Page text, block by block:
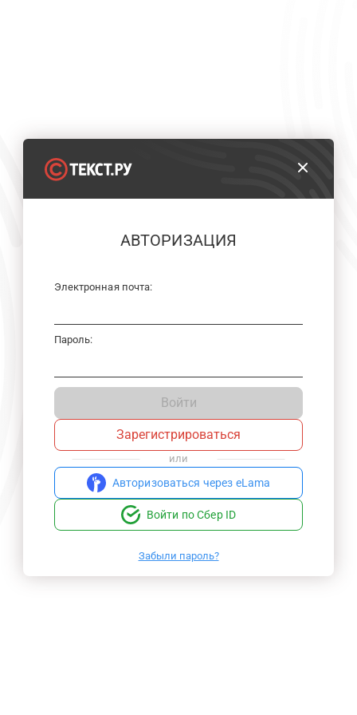
АВТОРИЗАЦИЯ
Электронная почта:
Пароль:
Войти
Зарегистрироваться
или
Авторизоваться через eLama
Войти по Сбер ID
Забыли пароль?